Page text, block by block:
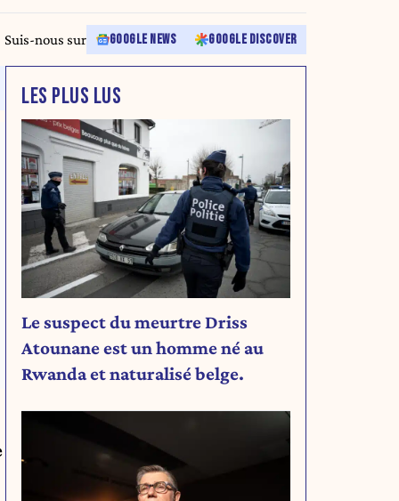
13 ballot was annulled, due to irregularities with 359 proxy
Suis-nous sur GOOGLE NEWS GOOGLE DISCOVER
LES PLUS LUS
Le suspect du meurtre Driss
Atounane est un homme né au
Rwanda et naturalisé belge.